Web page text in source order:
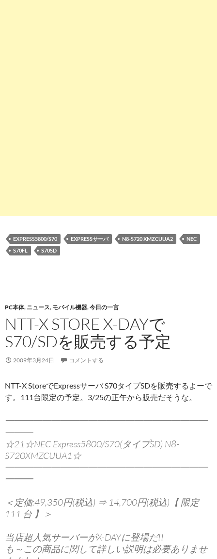
EXPRESS5800/S70 EXPRESSサーバ N8-S720 XMZCUUA2
NEC
S70FL
S70SD
PC本体, ニュース, モバイル機器,今日の一言
NTT-X STORE X-DAYで
S70/SDを販売する予定
2009年3月24日 コメントする
NTT-X StoreでExpressサーバ S70タイプSDを販売するよーで
す。111台限定の予定。3/25の正午から販売だそうな。
━━━━━━━━━━━━━━━━━━━━━━
━━━
☆21☆NEC Express5800/S70(タイプSD) N8-
S720XMZCUUA1☆
━━━━━━━━━━━━━━━━━━━━━━
━━━
＜定価:49,350円(税込) ⇒ 14,700円(税込)【 限定
111 台 】＞
当店超人気サーバーがX-DAYに登場だ!!
も～この商品に関して詳しい説明は必要ありませ